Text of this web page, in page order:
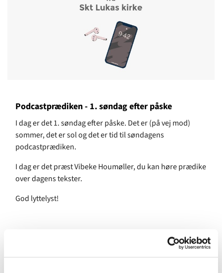
Podcastprædiken - 1. søndag efter påske
I dag er det 1. søndag efter påske. Det er (på vej mod)
sommer, det er sol og det er tid til søndagens
podcastprædiken.
I dag er det præst Vibeke Houmøller, du kan høre prædike
over dagens tekster.
God lyttelyst!